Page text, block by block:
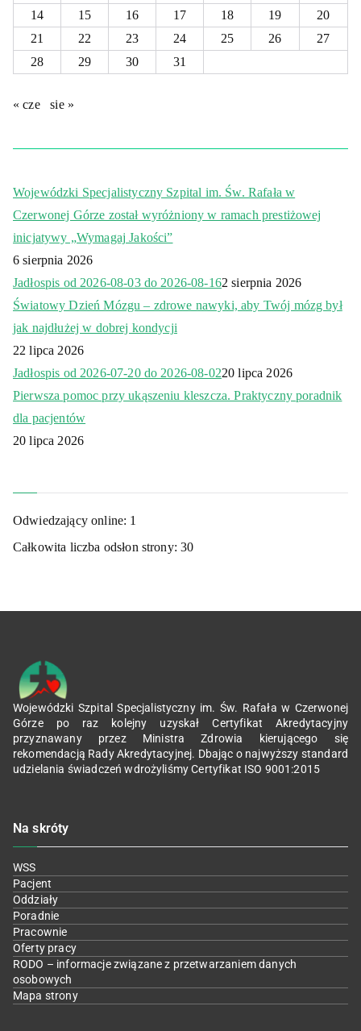
14
15 16 17 18 19
20
21
22 23 24 25 26
27
28
29 30 31
« cze sie »
Wojewódzki Specjalistyczny Szpital im. Św. Rafała w
Czerwonej Górze został wyróżniony w ramach prestiżowej
inicjatywy „Wymagaj Jakości”
6 sierpnia 2026
Jadłospis od 2026-08-03 do 2026-08-162 sierpnia 2026
Światowy Dzień Mózgu – zdrowe nawyki, aby Twój mózg był
jak najdłużej w dobrej kondycji
22 lipca 2026
Jadłospis od 2026-07-20 do 2026-08-0220 lipca 2026
Pierwsza pomoc przy ukąszeniu kleszcza. Praktyczny poradnik
dla pacjentów
20 lipca 2026
Odwiedzający online: 1
Całkowita liczba odsłon strony:30
Wojewódzki Szpital Specjalistyczny im. Św. Rafała w Czerwonej
Górze po raz kolejny uzyskał Certyfikat Akredytacyjny
przyznawany przez Ministra Zdrowia kierującego się
rekomendacją Rady Akredytacyjnej. Dbając o najwyższy standard
udzielania świadczeń wdrożyliśmy Certyfikat ISO 9001:2015
Na skróty
WSS
Pacjent
Oddziały
Poradnie
Pracownie
Oferty pracy
RODO – informacje związane z przetwarzaniem danych
osobowych
Mapa strony